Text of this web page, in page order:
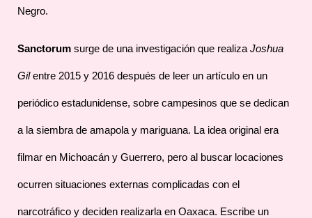
Negro.
Sanctorum surge de una investigación que realiza Joshua
Gilentre 2015 y 2016 después de leer un artículo en un
periódico estadunidense, sobre campesinos que se dedican
a la siembra de amapola y mariguana. La idea original era
filmar en Michoacán y Guerrero, pero al buscar locaciones
ocurren situaciones externas complicadas con el
narcotráfico y deciden realizarla en Oaxaca. Escribe un